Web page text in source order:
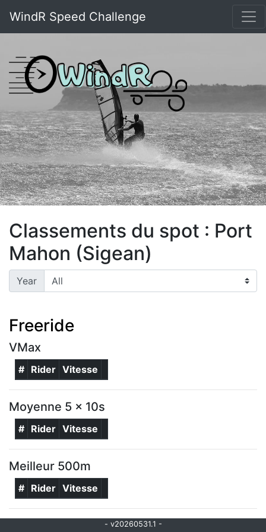
WindR Speed Challenge
Classements du spot : Port
Mahon (Sigean)
Year
Freeride
VMax
# Rider Vitesse
Moyenne 5 x 10s
# Rider Vitesse
Meilleur 500m
# Rider Vitesse
- v20260531.1 -